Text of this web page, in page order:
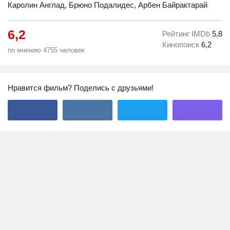
Каролин Англад, Брюно Подалидес, Арбен Байрактарай
6,2
по мнению 4755 человек
Рейтинг IMDb 5,8
Кинопоиск 6,2
Нравится фильм? Поделись с друзьями!